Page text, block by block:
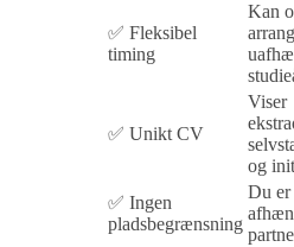
✅ Fleksibel
timing
Kan
✅ Unikt CV
Viser
og
✅ Ingen
pladsbegrænsning
Du